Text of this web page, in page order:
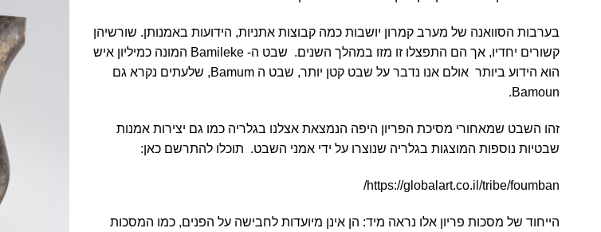
בערבות הסוואנה של מערב קמרון יושבות כמה קבוצות אתניות, הידועות באמנותן. שורשיהן
קשורים יחדיו, אך הם התפצלו זו מזו במהלך השנים. שבט ה- Bamileke המונה כמיליון איש
הוא הידוע ביותר אולם אנו נדבר על שבט קטן יותר, שבט ה
Bamum, שלעתים נקרא גם
Bamoun
.
זהו השבט שמאחורי מסיכת הפריון היפה הנמצאת אצלנו בגלריה כמו גם יצירות אמנות
שבטיות נוספות המוצגות בגלריה שנוצרו על ידי אמני השבט. תוכלו להתרשם כאן:
https://globalart.co.il/tribe/foumban/
הייחוד של מסכות פריון אלו נראה מיד: הן אינן מיועדות לחבישה על הפנים, כמו המסכות